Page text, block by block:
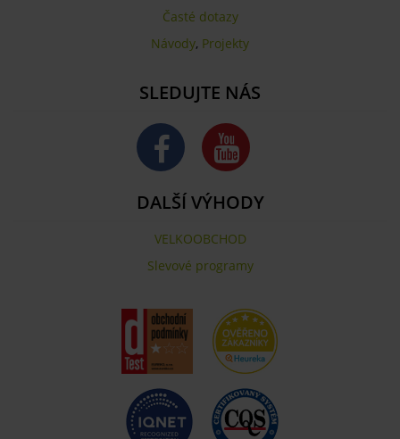
Časté dotazy
Návody, Projekty
SLEDUJTE NÁS
DALŠÍ VÝHODY
VELKOOBCHOD
Slevové programy